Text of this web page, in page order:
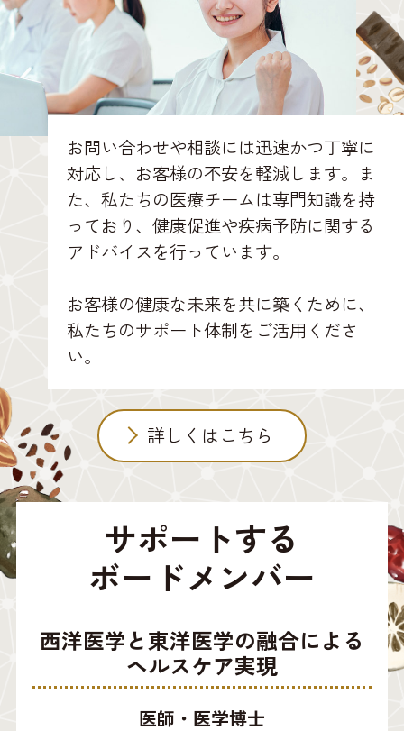
お問い合わせや相談には迅速かつ丁寧に
対応し、お客様の不安を軽減します。ま
た、私たちの医療チームは専門知識を持
っており、健康促進や疾病予防に関する
アドバイスを行っています。
お客様の健康な未来を共に築くために、
私たちのサポート体制をご活用くださ
い。
詳しくはこちら
サポートする
ボードメンバー
西洋医学と東洋医学の融合による
ヘルスケア実現
医師・医学博士